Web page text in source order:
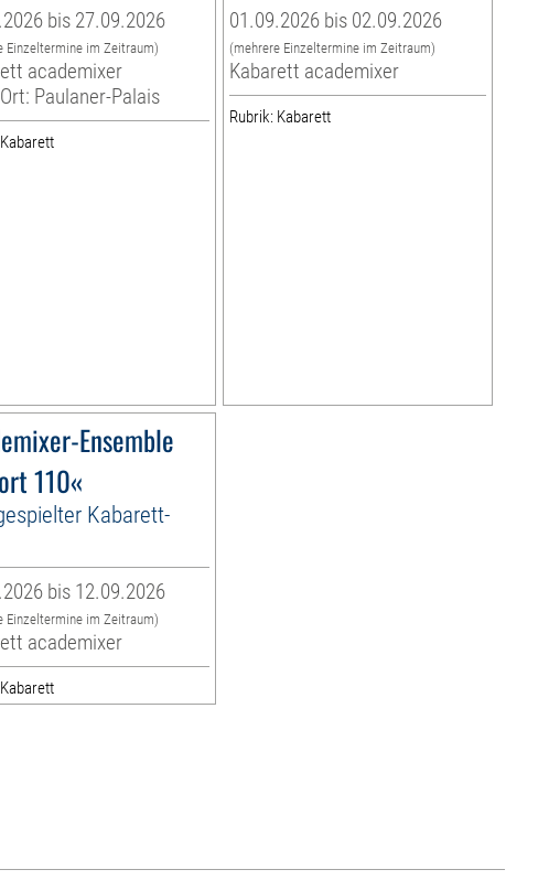
bis 27.09.2026
Einzeltermine im Zeitraum)
academixer
Paulaner-Palais
01.09.2026 bis 02.09.2026
(mehrere Einzeltermine im Zeitraum)
Kabarett academixer
Rubrik: Kabarett
Ensemble
110«
Kabarett-
bis 12.09.2026
Einzeltermine im Zeitraum)
academixer